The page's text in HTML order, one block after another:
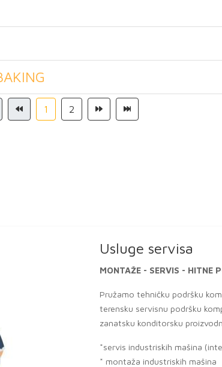
1 2
Usluge servisa
MONTAŽE - SERVIS - HITNE POPRAVKE -
Pružamo tehničku podršku kompaniama koje se
terensku servisnu podršku kompanijama
zanatsku konditorsku proizvodnju.
*servis industriskih mašina (interventno,
* montaža industriskih mašina